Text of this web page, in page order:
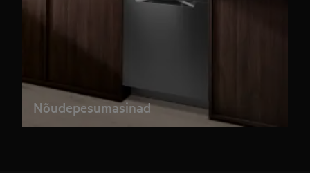
Nõudepesumasinad